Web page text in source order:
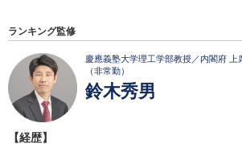
ランキング監修
慶應義塾大学理工学部教授／内閣府 上
（非常勤）
鈴木秀男
【経歴】